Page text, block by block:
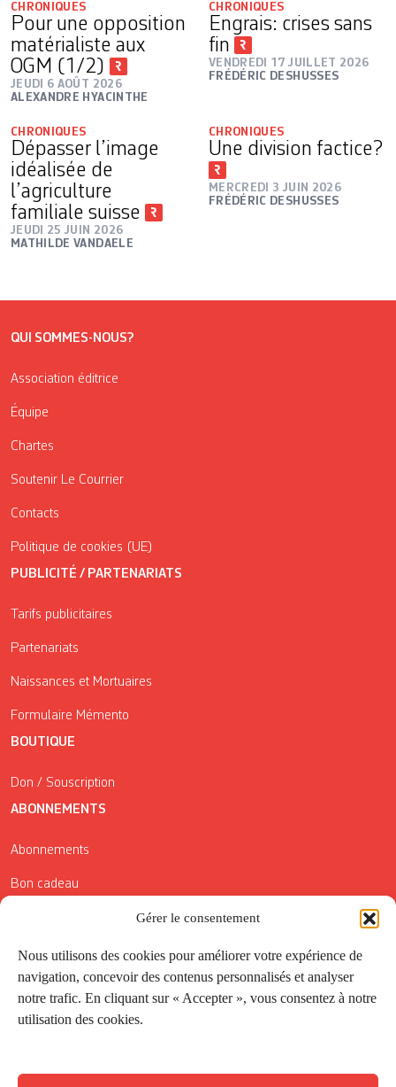
Gérer le consentement
Nous utilisons des cookies pour améliorer votre expérience de
navigation, concevoir des contenus personnalisés et analyser
notre trafic. En cliquant sur « Accepter », vous consentez à notre
utilisation des cookies.
CHRONIQUES
Pour une opposition
matérialiste aux
OGM (1/2)
JEUDI 6 AOÛT 2026
ALEXANDRE HYACINTHE
CHRONIQUES
Engrais: crises sans
fin
VENDREDI 17 JUILLET 2026
FRÉDÉRIC DESHUSSES
CHRONIQUES
Dépasser l’image
idéalisée de
l’agriculture
familiale suisse
JEUDI 25 JUIN 2026
MATHILDE VANDAELE
CHRONIQUES
Une division factice?
MERCREDI 3 JUIN 2026
FRÉDÉRIC DESHUSSES
QUI SOMMES-NOUS?
Association éditrice
Équipe
Chartes
Soutenir Le Courrier
Contacts
Politique de cookies (UE)
PUBLICITÉ / PARTENARIATS
Tarifs publicitaires
Partenariats
Naissances et Mortuaires
Formulaire Mémento
BOUTIQUE
Don / Souscription
ABONNEMENTS
Abonnements
Bon cadeau
Conditions générales de vente
Réductions de la Carte Côté Courrier
Application